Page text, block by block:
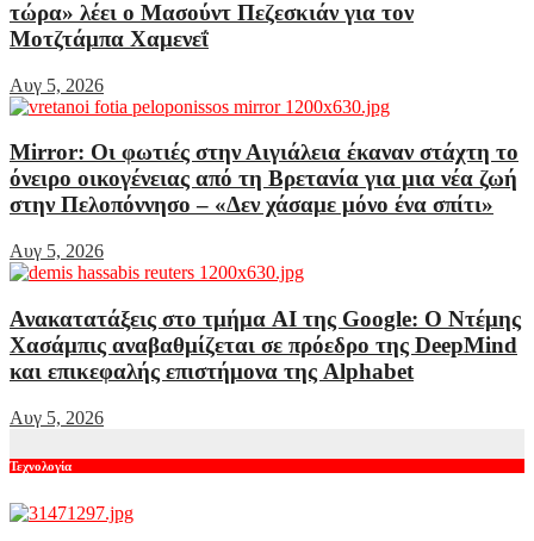
τώρα» λέει ο Μασούντ Πεζεσκιάν για τον
Μοτζτάμπα Χαμενεΐ
Αυγ 5, 2026
Mirror: Οι φωτιές στην Αιγιάλεια έκαναν στάχτη το
όνειρο οικογένειας από τη Βρετανία για μια νέα ζωή
στην Πελοπόννησο – «Δεν χάσαμε μόνο ένα σπίτι»
Αυγ 5, 2026
Ανακατατάξεις στο τμήμα AI της Google: Ο Ντέμης
Χασάμπις αναβαθμίζεται σε πρόεδρο της DeepMind
και επικεφαλής επιστήμονα της Alphabet
Αυγ 5, 2026
Τεχνολογία